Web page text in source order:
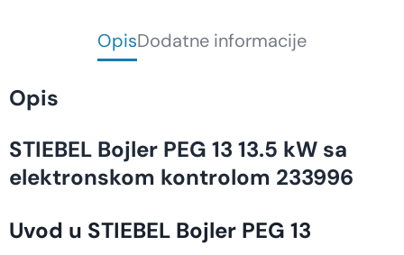
OpisDodatne informacije
Opis
STIEBEL Bojler PEG 13 13.5 kW sa
elektronskom kontrolom 233996
Uvod u STIEBEL Bojler PEG 13